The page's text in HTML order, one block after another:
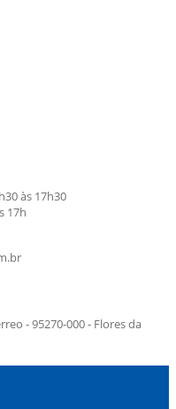
às 17h30
17h
- 95270-000 - Flores da